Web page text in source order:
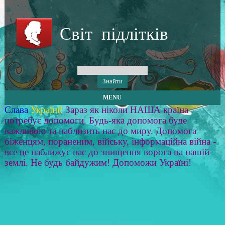
Світ підлітків
MENU
Слава Україні! Зараз як ніколи НАША країна
потребує допомоги. Будь-яка допомога буде
важливою та наблизить нас до миру. Допомога
біженцям, пораненим, війську, інформаційна війна -
все це наближує нас до знищення ворога на нашій
землі. Не будь байдужим! Допоможи Україні!